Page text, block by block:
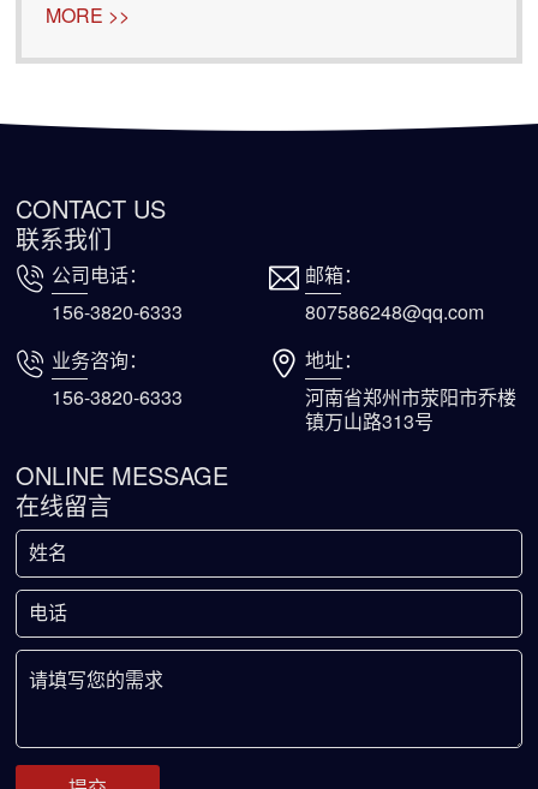
原料收集与预处理在生产的 步，羊粪需要进行预处
理。羊粪含有大量的水分，需要通过羊粪破碎机进行
合，形成适宜的发酵原料
MORE >>
CONTACT US
联系我们
公司电话：
156-3820-6333
邮箱：
807586248@qq.com
业务咨询：
156-3820-6333
地址：
河南省郑州市荥阳市乔楼
镇万山路313号
ONLINE MESSAGE
在线留言